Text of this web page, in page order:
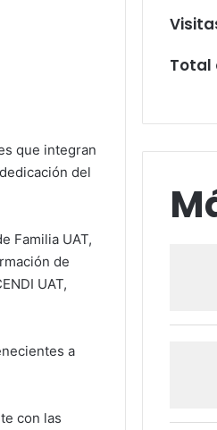
que integran
del
Familia UAT,
de
UAT,
a
con las
Total